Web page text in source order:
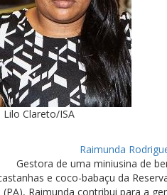
Lilo Clareto/ISA
Raimunda
Gestora de uma miniusina de
e coco-babaçu da
(PA), Raimunda contribui para a